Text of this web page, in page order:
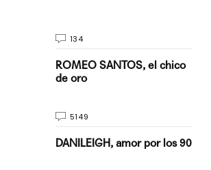
134
ROMEO SANTOS, el chico
de oro
5149
DANILEIGH, amor por los 90